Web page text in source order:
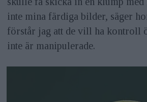
inte mina färdiga bilder, säger
förstår jag att de vill ha kontroll
inte är manipulerade.